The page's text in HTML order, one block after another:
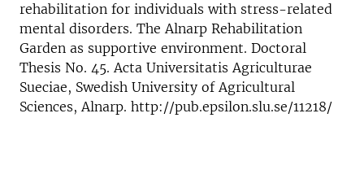
rehabilitation for individuals with stress-related
mental disorders. The Alnarp Rehabilitation
Garden as supportive environment. Doctoral
Thesis No. 45. Acta Universitatis Agriculturae
Sueciae, Swedish University of Agricultural
Sciences, Alnarp. http://pub.epsilon.slu.se/11218/